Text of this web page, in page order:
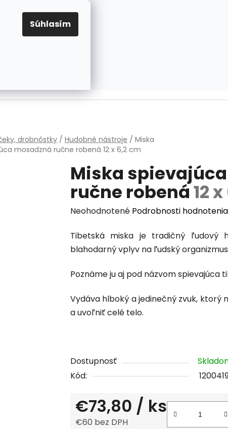
Súhlasím
PRAVIDLÁ PRE COOKIES
EUR
drobnôstky / Hudobné nástroje / Miska
mosadzná ručne robená 12 x 6,2 cm
Miska
ručne robená12
Priemerné
produktu
je
z
hviezdičiek.
Neohodnotené Podrobnosti hodnotenia
Tibetská miska je tradičný ľudový
blahodarný vplyv na ľudský
Poznáme ju aj pod názvom spievajúca
Vydáva hlboký a jedinečný zvuk,
a uvoľniť celé telo.
Dostupnosť
Kód:
€73,80 / ks
€60 bez DPH